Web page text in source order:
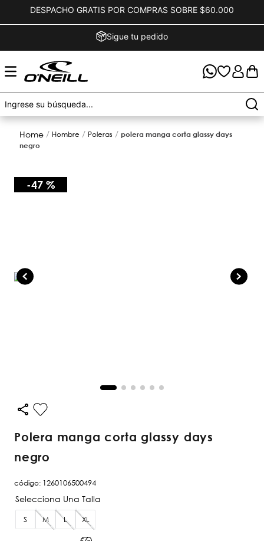
DESPACHO GRATIS POR COMPRAS SOBRE $60.000
Sigue tu pedido
hombre poleras
polera manga corta glassy days
negro
-47 %
polera manga corta glassy days
negro
código: 1260106500494
S M L XL